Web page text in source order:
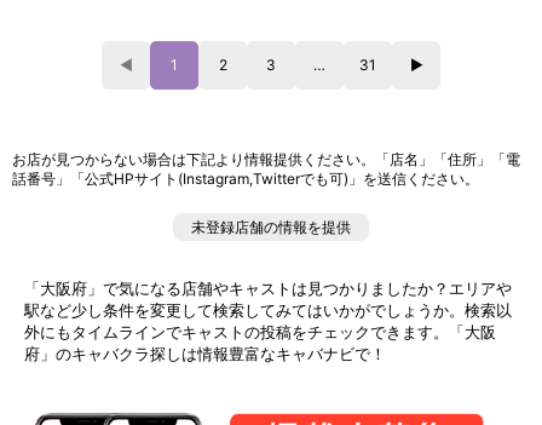
◀ 1 2 3 … 31 ▶
お店が見つからない場合は下記より情報提供ください。「店名」「住所」「電
話番号」「公式HPサイト(Instagram,Twitterでも可)」を送信ください。
未登録店舗の情報を提供
「大阪府」で気になる店舗やキャストは見つかりましたか？エリアや
駅など少し条件を変更して検索してみてはいかがでしょうか。検索以
外にもタイムラインでキャストの投稿をチェックできます。「大阪
府」のキャバクラ探しは情報豊富なキャバナビで！